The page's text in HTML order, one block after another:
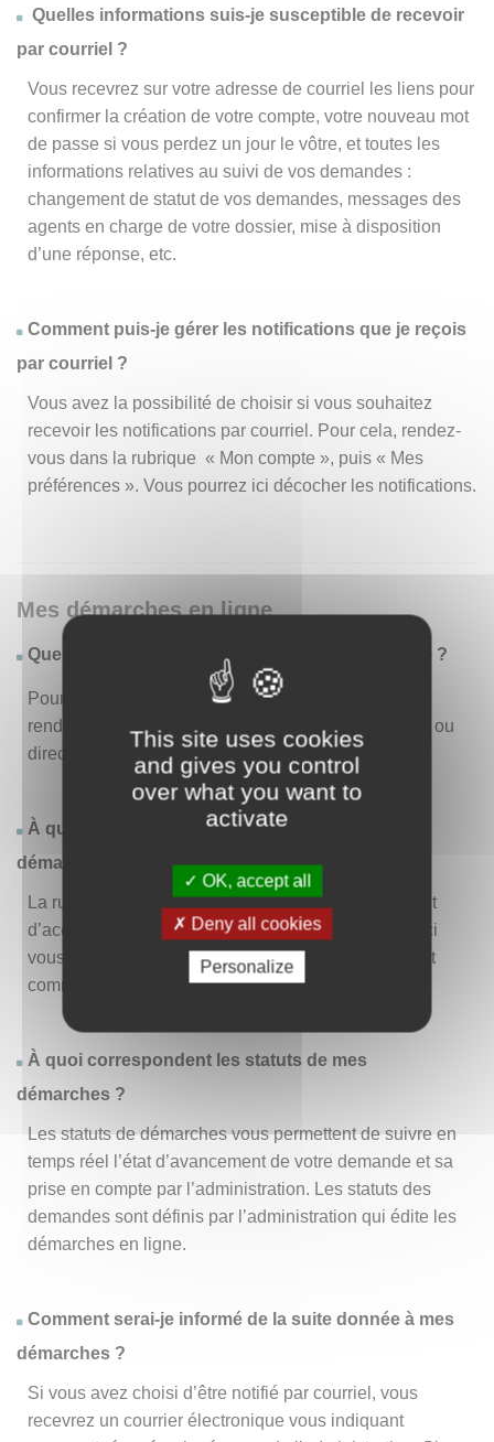
This site uses cookies
and gives you control
over what you want to
activate
OK, accept all
Deny all cookies
Personalize
Quelles informations suis-je susceptible de recevoir
par courriel ?
Vous recevrez sur votre adresse de courriel les liens pour
confirmer la création de votre compte, votre nouveau mot
de passe si vous perdez un jour le vôtre, et toutes les
informations relatives au suivi de vos demandes :
changement de statut de vos demandes, messages des
agents en charge de votre dossier, mise à disposition
d’une réponse, etc.
Comment puis-je gérer les notifications que je reçois
par courriel ?
Vous avez la possibilité de choisir si vous souhaitez
recevoir les notifications par courriel. Pour cela, rendez-
vous dans la rubrique « Mon compte », puis « Mes
préférences ». Vous pourrez ici décocher les notifications.
Mes démarches en ligne
Quelles sont les démarches disponibles en ligne ?
Pour consulter la liste des démarches disponibles,
rendez-vous dans le menu « Liste des démarches » ou
directement en page d’accueil.
À quoi correspond la rubrique « Effectuer une
démarche » ?
La rubrique « Effectuer une démarche » vous permet
d’accéder à la liste des démarches disponibles. D’ici
vous pouvez choisir la démarche vous intéressant et
commencer à la remplir en un clic.
À quoi correspondent les statuts de mes
démarches ?
Les statuts de démarches vous permettent de suivre en
temps réel l’état d’avancement de votre demande et sa
prise en compte par l’administration. Les statuts des
demandes sont définis par l’administration qui édite les
démarches en ligne.
Comment serai-je informé de la suite donnée à mes
démarches ?
Si vous avez choisi d’être notifié par courriel, vous
recevrez un courrier électronique vous indiquant